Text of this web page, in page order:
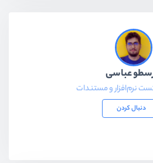
عباسی
نرم‌افزار و مستندات
دنبال کردن